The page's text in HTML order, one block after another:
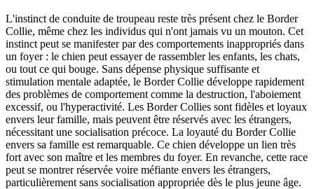
L'instinct de conduite de troupeau reste très présent chez le Border
Collie, même chez les individus qui n'ont jamais vu un mouton. Cet
instinct peut se manifester par des comportements inappropriés dans
un foyer : le chien peut essayer de rassembler les enfants, les chats,
ou tout ce qui bouge. Sans dépense physique suffisante et
stimulation mentale adaptée, le Border Collie développe rapidement
des problèmes de comportement comme la destruction, l'aboiement
excessif, ou l'hyperactivité. Les Border Collies sont fidèles et loyaux
envers leur famille, mais peuvent être réservés avec les étrangers,
nécessitant une socialisation précoce. La loyauté du Border Collie
envers sa famille est remarquable. Ce chien développe un lien très
fort avec son maître et les membres du foyer. En revanche, cette race
peut se montrer réservée voire méfiante envers les étrangers,
particulièrement sans socialisation appropriée dès le plus jeune âge.